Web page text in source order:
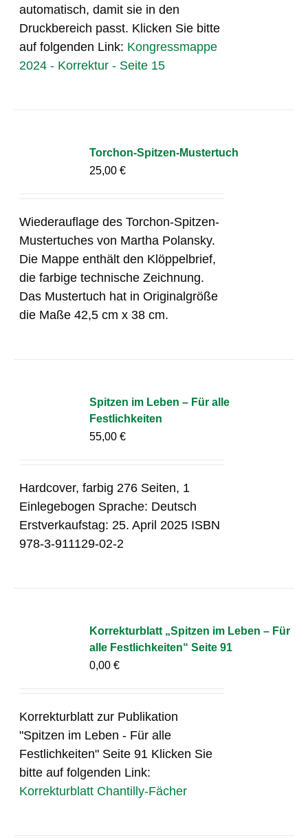
automatisch, damit sie in den
Druckbereich passt. Klicken Sie bitte
auf folgenden Link: Kongressmappe
2024 - Korrektur - Seite 15
Torchon-Spitzen-Mustertuch
25,00€
Wiederauflage des Torchon-Spitzen-
Mustertuches von Martha Polansky.
Die Mappe enthält den Klöppelbrief,
die farbige technische Zeichnung.
Das Mustertuch hat in Originalgröße
die Maße 42,5 cm x 38 cm.
Spitzen im Leben – Für alle
Festlichkeiten
55,00€
Hardcover, farbig 276 Seiten, 1
Einlegebogen Sprache: Deutsch
Erstverkaufstag: 25. April 2025 ISBN
978-3-911129-02-2
Korrekturblatt „Spitzen im Leben – Für
alle Festlichkeiten“ Seite 91
0,00€
Korrekturblatt zur Publikation
"Spitzen im Leben - Für alle
Festlichkeiten" Seite 91 Klicken Sie
bitte auf folgenden Link:
Korrekturblatt Chantilly-Fächer